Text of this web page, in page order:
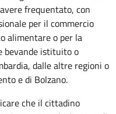
frequentato, con
per il commercio
alimentare o per la
bevande istituito o
dalle altre regioni o
e di Bolzano.
che il cittadino